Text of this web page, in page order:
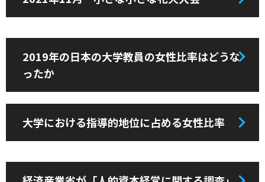
2019年の日本の大学教員の女性比率はどうな
ったか
大学における指導的地位に占める女性比率